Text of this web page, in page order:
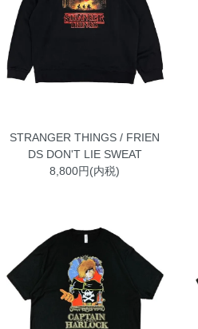
STRANGER THINGS / FRIEN
DS DON'T LIE SWEAT
8,800円(内税)